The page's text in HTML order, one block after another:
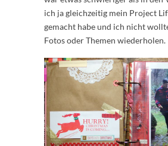
ich ja gleichzeitig mein Project
gemacht habe und ich nicht
Fotos oder Themen wiederholen.